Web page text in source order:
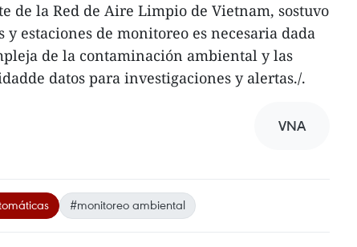
de la Red de Aire Limpio de Vietnam, sostuvo
estaciones de monitoreo es necesaria dada
de la contaminación ambiental y las
datos para investigaciones y alertas./.
VNA
#monitoreo ambiental